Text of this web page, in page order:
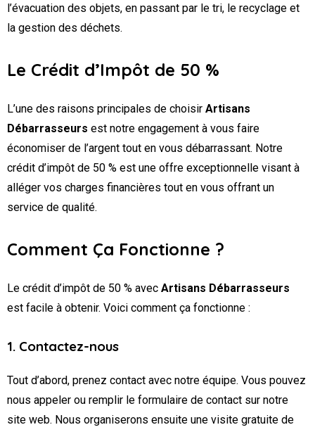
l’évacuation des objets, en passant par le tri, le recyclage et
la gestion des déchets.
Le Crédit d’Impôt de 50 %
L’une des raisons principales de choisir Artisans
Débarrasseurs est notre engagement à vous faire
économiser de l’argent tout en vous débarrassant. Notre
crédit d’impôt de 50 % est une offre exceptionnelle visant à
alléger vos charges financières tout en vous offrant un
service de qualité.
Comment Ça Fonctionne ?
Le crédit d’impôt de 50 % avec Artisans Débarrasseurs
est facile à obtenir. Voici comment ça fonctionne :
1. Contactez-nous
Tout d’abord, prenez contact avec notre équipe. Vous pouvez
nous appeler ou remplir le formulaire de contact sur notre
site web. Nous organiserons ensuite une visite gratuite de